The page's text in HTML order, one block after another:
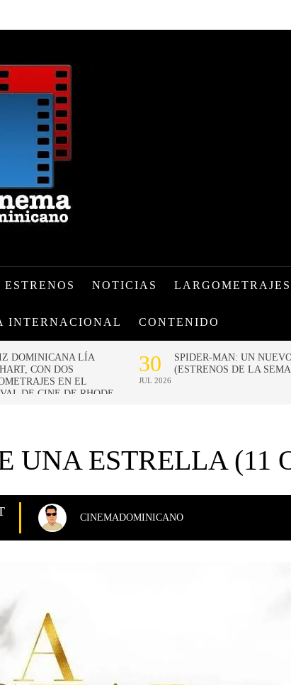
ESTRENOS NOTICIAS LARGOMETRAJES
INTERNACIONAL CONTENIDO
UNA ESTRELLA (11
CINEMADOMINICANO